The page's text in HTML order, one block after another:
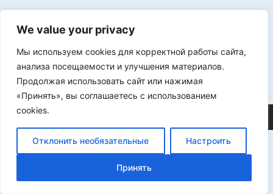
We value your privacy
Мы используем cookies для корректной работы сайта,
анализа посещаемости и улучшения материалов.
Продолжая использовать сайт или нажимая
«Принять», вы соглашаетесь с использованием
cookies.
Отклонить необязательные Настроить
Принять
Реклама